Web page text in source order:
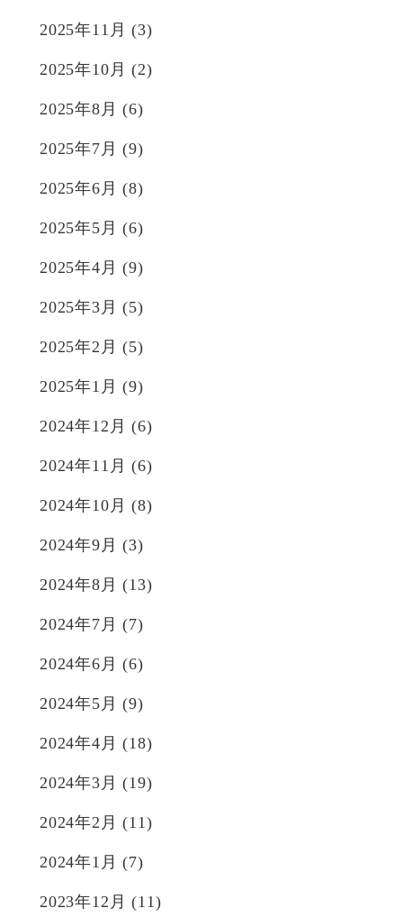
2025年11月 (3)
2025年10月 (2)
2025年8月 (6)
2025年7月 (9)
2025年6月 (8)
2025年5月 (6)
2025年4月 (9)
2025年3月 (5)
2025年2月 (5)
2025年1月 (9)
2024年12月 (6)
2024年11月 (6)
2024年10月 (8)
2024年9月 (3)
2024年8月 (13)
2024年7月 (7)
2024年6月 (6)
2024年5月 (9)
2024年4月 (18)
2024年3月 (19)
2024年2月 (11)
2024年1月 (7)
2023年12月 (11)